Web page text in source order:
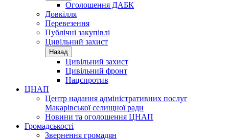
Оголошення ДАБК
Довкілля
Перевезення
Публічні закупівлі
Цивільний захист
Назад
Цивільний захист
Цивільний фронт
Нацспротив
ЦНАП
Центр надання адміністративних послуг
Макарівської селищної ради
Новини та оголошення ЦНАП
Громадськості
Звернення громадян